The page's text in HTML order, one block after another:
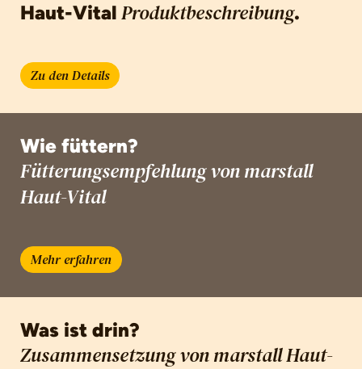
Haut-Vital Produktbeschreibung.
Zu den Details
Wie füttern?
Fütterungsempfehlung von marstall
Haut-Vital
Mehr erfahren
Was ist drin?
Zusammensetzung von marstall Haut-